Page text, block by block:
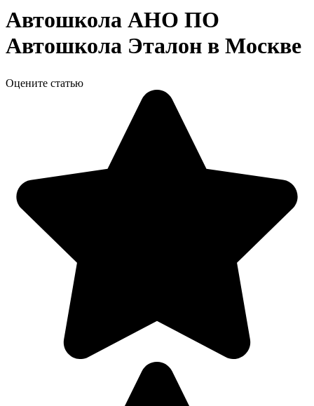
Автошкола АНО ПО
Автошкола Эталон в Москве
Оцените статью